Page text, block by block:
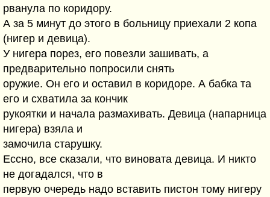
рванула по коридору.
А за 5 минут до этого в больницу приехали 2 копа
(нигер и девица).
У нигера порез, его повезли зашивать, а
предварительно попросили снять
оружие. Он его и оставил в коридоре. А бабка та
его и схватила за кончик
рукоятки и начала размахивать. Девица (напарница
нигера) взяла и
замочила старушку.
Ессно, все сказали, что виновата девица. И никто
не догадался, что в
первую очередь надо вставить пистон тому нигеру